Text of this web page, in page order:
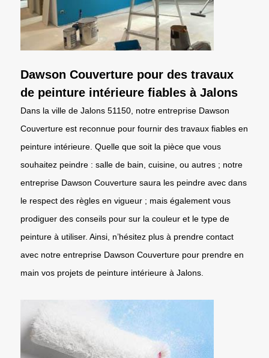
Dawson Couverture pour des travaux
de peinture intérieure fiables à Jalons
Dans la ville de Jalons 51150, notre entreprise Dawson
Couverture est reconnue pour fournir des travaux fiables en
peinture intérieure. Quelle que soit la pièce que vous
souhaitez peindre : salle de bain, cuisine, ou autres ; notre
entreprise Dawson Couverture saura les peindre avec dans
le respect des règles en vigueur ; mais également vous
prodiguer des conseils pour sur la couleur et le type de
peinture à utiliser. Ainsi, n’hésitez plus à prendre contact
avec notre entreprise Dawson Couverture pour prendre en
main vos projets de peinture intérieure à Jalons.